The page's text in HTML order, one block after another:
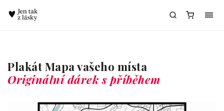
Plakát Mapa vašeho místa
Originální dárek s příběhem